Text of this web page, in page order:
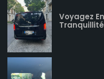
Voyagez
Tranquillité